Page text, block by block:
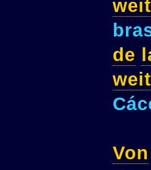
de
Von